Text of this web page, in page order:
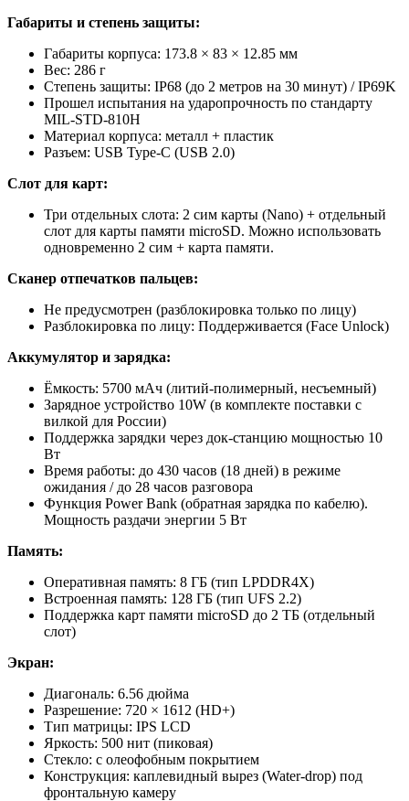
Габариты и степень защиты:
Габариты корпуса: 173.8 × 83 × 12.85 мм
Вес: 286 г
Степень защиты: IP68 (до 2 метров на 30 минут) / IP69K
Прошел испытания на ударопрочность по стандарту
MIL-STD-810H
Материал корпуса: металл + пластик
Разъем: USB Type-C (USB 2.0)
Слот для карт:
Три отдельных слота: 2 сим карты (Nano) + отдельный
слот для карты памяти microSD. Можно использовать
одновременно 2 сим + карта памяти.
Сканер отпечатков пальцев:
Не предусмотрен (разблокировка только по лицу)
Разблокировка по лицу: Поддерживается (Face Unlock)
Аккумулятор и зарядка:
Ёмкость: 5700 мАч (литий-полимерный, несъемный)
Зарядное устройство 10W (в комплекте поставки с
вилкой для России)
Поддержка зарядки через док-станцию мощностью 10
Вт
Время работы: до 430 часов (18 дней) в режиме
ожидания / до 28 часов разговора
Функция Power Bank (обратная зарядка по кабелю).
Мощность раздачи энергии 5 Вт
Память:
Оперативная память: 8 ГБ (тип LPDDR4X)
Встроенная память: 128 ГБ (тип UFS 2.2)
Поддержка карт памяти microSD до 2 ТБ (отдельный
слот)
Экран:
Диагональ: 6.56 дюйма
Разрешение: 720 × 1612 (HD+)
Тип матрицы: IPS LCD
Яркость: 500 нит (пиковая)
Стекло: с олеофобным покрытием
Конструкция: каплевидный вырез (Water-drop) под
фронтальную камеру